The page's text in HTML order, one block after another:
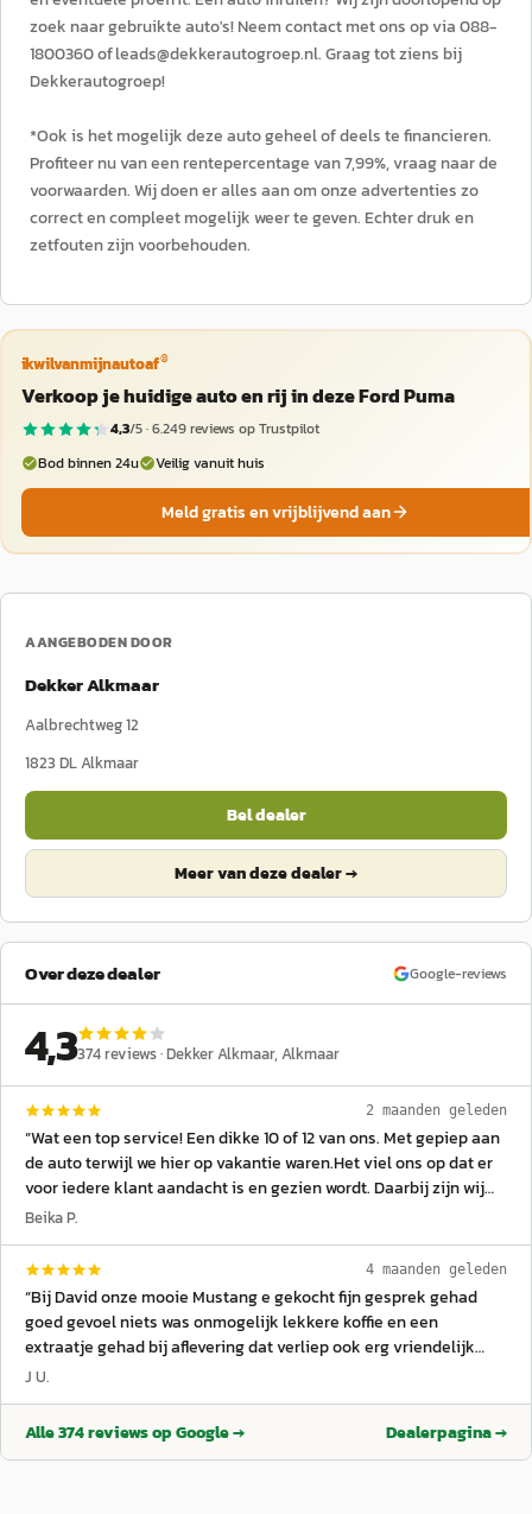
zoek naar gebruikte auto's! Neem contact met ons op via 088-
1800360 of leads@dekkerautogroep.nl. Graag tot ziens bij
Dekkerautogroep!
*Ook is het mogelijk deze auto geheel of deels te financieren.
Profiteer nu van een rentepercentage van 7,99%, vraag naar de
voorwaarden. Wij doen er alles aan om onze advertenties zo
correct en compleet mogelijk weer te geven. Echter druk en
zetfouten zijn voorbehouden.
ikwilvanmijnautoaf®
Verkoop je huidige auto en rij in deze Ford Puma
4,3/5 ·6.249reviews op Trustpilot
Bod binnen 24u
Veilig vanuit huis
Meld gratis en vrijblijvend aan
AANGEBODEN DOOR
Dekker Alkmaar
Aalbrechtweg 12
1823 DLAlkmaar
Bel dealer
Meer van deze dealer →
Over deze dealer Google-reviews
4,3374reviews ·Dekker Alkmaar, Alkmaar
2 maanden geleden
“Wat een top service! Een dikke 10 of 12 van ons. Met gepiep aan
de auto terwijl we hier op vakantie waren.Het viel ons op dat er
voor iedere klant aandacht is en gezien wordt. Daarbij zijn wij
top geholpen met een lach. Hebben we weer pech in onze
Beika P.
4 maanden geleden
“Bij David onze mooie Mustang e gekocht fijn gesprek gehad
goed gevoel niets was onmogelijk lekkere koffie en een
extraatje gehad bij aflevering dat verliep ook erg vriendelijk
uitleg over de auto gehad en zo tevreden naar huis gereden
even op de koffie Oh ja nog een oplader erbij gekregen en de
J U.
Alle374reviews op Google → Dealerpagina →